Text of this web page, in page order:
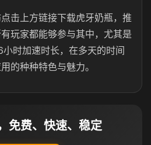
击上方链接下载虎牙奶瓶，推
玩家都能够参与其中，尤其是
时加速时长，在多天的时间
的种种特色与魅力。
免费、快速、稳定